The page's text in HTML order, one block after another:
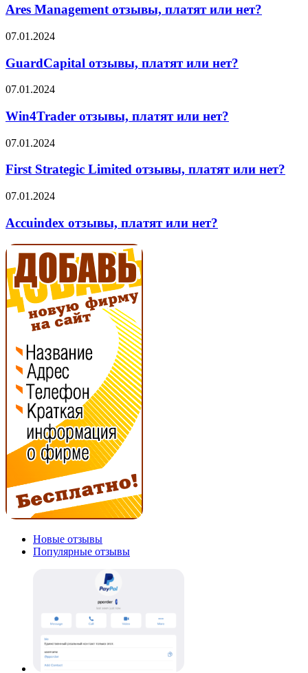
отзывы,
платят
или
нет?
Ares Management отзывы, платят или нет?
GuardCapital
платят
или
нет?
07.01.2024
GuardCapital отзывы, платят или нет?
Win4Trader
платят
или
нет?
07.01.2024
Win4Trader отзывы, платят или нет?
First
Limited
платят
нет?
07.01.2024
First Strategic Limited отзывы, платят или нет?
Accuindex
платят
или
нет?
07.01.2024
Accuindex отзывы, платят или нет?
Новые отзывы
Популярные отзывы